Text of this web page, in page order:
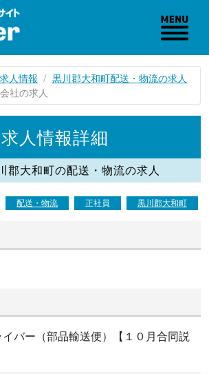
人情報
黒川郡大和町配送・物流の求人
社の求人
求人情報詳細
郡大和町の配送・物流の求人
配送・物流 正社員 黒川郡大和町
バー（部品輸送便）【１０月合同説